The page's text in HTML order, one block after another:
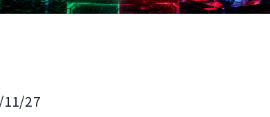
11/27